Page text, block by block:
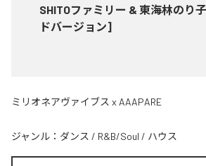
SHITOファミリー & 東海林のり
ドバージョン]
ミリオネアヴァイブス x AAAPARE
ジャンル： ダンス / R&B/Soul / ハウス